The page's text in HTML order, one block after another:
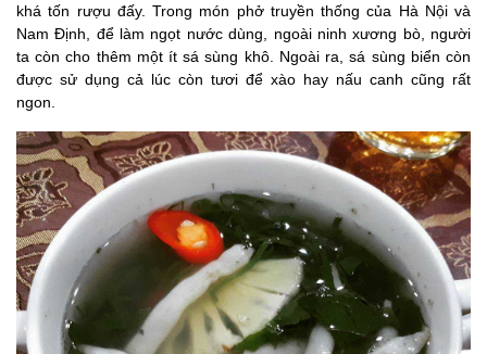
khá tốn rượu đấy. Trong món phở truyền thống của Hà Nội và
Nam Định, để làm ngọt nước dùng, ngoài ninh xương bò, người
ta còn cho thêm một ít sá sùng khô. Ngoài ra, sá sùng biển còn
được sử dụng cả lúc còn tươi để xào hay nấu canh cũng rất
ngon.